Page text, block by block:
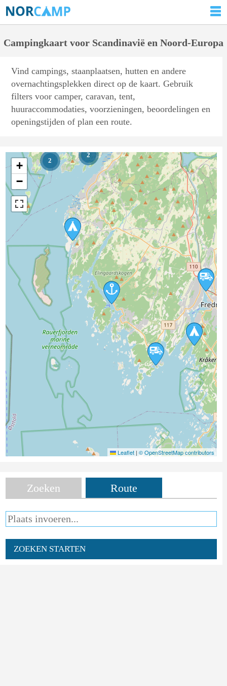
Campingkaart voor Scandinavië en Noord-Europa
Vind campings, staanplaatsen, hutten en andere
overnachtingsplekken direct op de kaart. Gebruik
filters voor camper, caravan, tent,
huuraccommodaties, voorzieningen, beoordelingen en
openingstijden of plan een route.
2
2
+
−
Leaflet | © OpenStreetMap contributors
Zoeken Route
ZOEKEN STARTEN